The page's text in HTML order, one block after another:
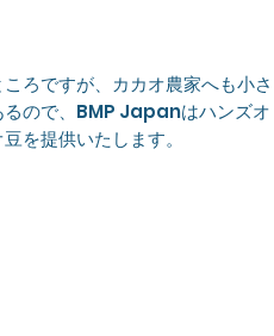
ろですが、カカオ農家へも小さ
るので、BMP Japanはハンズオ
を提供いたします。